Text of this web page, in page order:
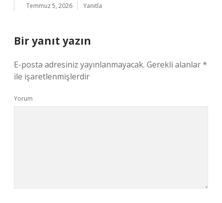
Temmuz 5, 2026 Yanıtla
Bir yanıt yazın
E-posta adresiniz yayınlanmayacak. Gerekli alanlar*
ile işaretlenmişlerdir
Yorum